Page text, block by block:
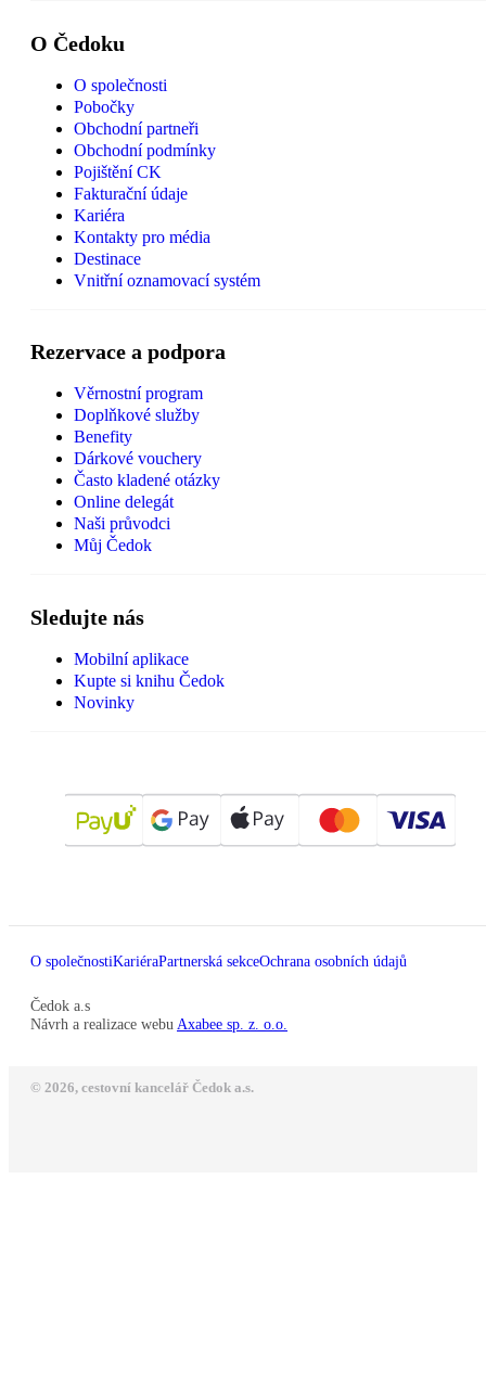
O Čedoku
O společnosti
Pobočky
Obchodní partneři
Obchodní podmínky
Pojištění CK
Fakturační údaje
Kariéra
Kontakty pro média
Destinace
Vnitřní oznamovací systém
Rezervace a podpora
Věrnostní program
Doplňkové služby
Benefity
Dárkové vouchery
Často kladené otázky
Online delegát
Naši průvodci
Můj Čedok
Sledujte nás
Mobilní aplikace
Kupte si knihu Čedok
Novinky
O společnostiKariéraPartnerská sekceOchrana osobních údajů
Čedok a.s
Návrh a realizace webu Axabee sp. z. o.o.
© 2026, cestovní kancelář Čedok a.s.